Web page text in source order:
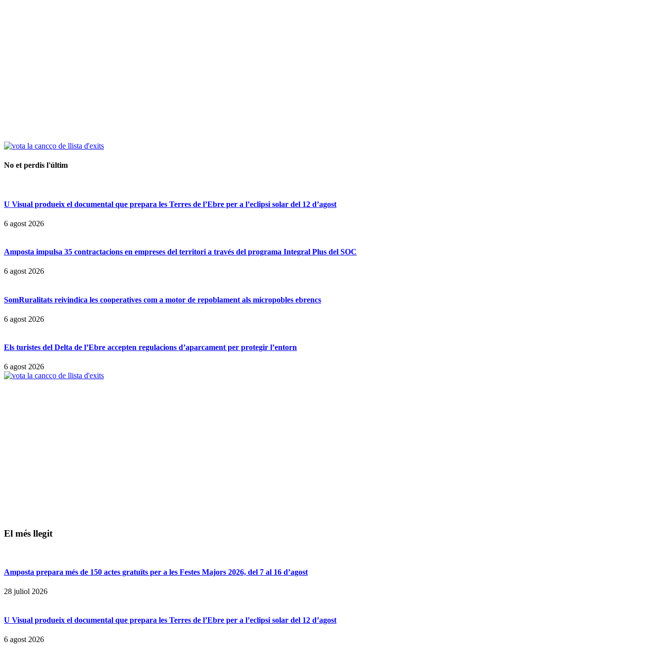
No et perdis l'últim
U Visual produeix el documental que prepara les Terres de l’Ebre per a l’eclipsi solar del 12 d’agost
6 agost 2026
Amposta impulsa 35 contractacions en empreses del territori a través del programa Integral Plus del SOC
6 agost 2026
SomRuralitats reivindica les cooperatives com a motor de repoblament als micropobles ebrencs
6 agost 2026
Els turistes del Delta de l’Ebre accepten regulacions d’aparcament per protegir l’entorn
6 agost 2026
El més llegit
Amposta prepara més de 150 actes gratuïts per a les Festes Majors 2026, del 7 al 16 d’agost
28 juliol 2026
U Visual produeix el documental que prepara les Terres de l’Ebre per a l’eclipsi solar del 12 d’agost
6 agost 2026